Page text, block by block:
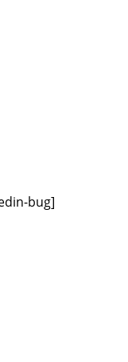
bug]